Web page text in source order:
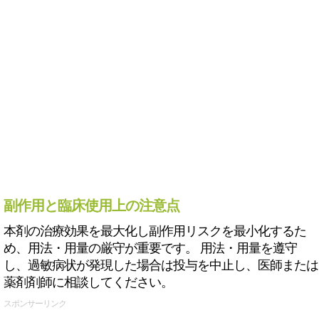
副作用と臨床使用上の注意点
本剤の治療効果を最大化し副作用リスクを最小化するた
め、用法・用量の厳守が重要です。 用法・用量を遵守
し、過敏病状が発現した場合は投与を中止し、医師または
薬剤剤師に相談してください。
スポンサーリンク